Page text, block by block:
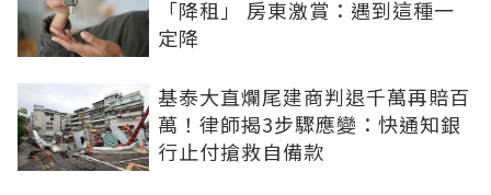
「降租」 房東激賞：遇到這種一
定降
基泰大直爛尾建商判退千萬再賠百
萬！律師揭3步驟應變：快通知銀
行止付搶救自備款